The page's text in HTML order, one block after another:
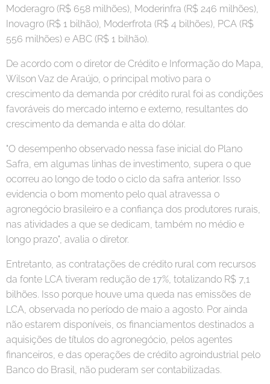
Moderagro (R$ 658 milhões), Moderinfra (R$ 246 milhões),
Inovagro (R$ 1 bilhão), Moderfrota (R$ 4 bilhões), PCA (R$
556 milhões) e ABC (R$ 1 bilhão).
De acordo com o diretor de Crédito e Informação do Mapa,
Wilson Vaz de Araújo, o principal motivo para o
crescimento da demanda por crédito rural foi as condições
favoráveis do mercado interno e externo, resultantes do
crescimento da demanda e alta do dólar.
"O desempenho observado nessa fase inicial do Plano
Safra, em algumas linhas de investimento, supera o que
ocorreu ao longo de todo o ciclo da safra anterior. Isso
evidencia o bom momento pelo qual atravessa o
agronegócio brasileiro e a confiança dos produtores rurais,
nas atividades a que se dedicam, também no médio e
longo prazo", avalia o diretor.
Entretanto, as contratações de crédito rural com recursos
da fonte LCA tiveram redução de 17%, totalizando R$ 7,1
bilhões. Isso porque houve uma queda nas emissões de
LCA, observada no período de maio a agosto. Por ainda
não estarem disponíveis, os financiamentos destinados a
aquisições de títulos do agronegócio, pelos agentes
financeiros, e das operações de crédito agroindustrial pelo
Banco do Brasil, não puderam ser contabilizadas.